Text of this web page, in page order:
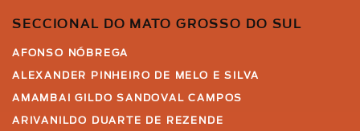
SECCIONAL DO MATO GROSSO DO SUL
AFONSO NÓBREGA
ALEXANDER PINHEIRO DE MELO E SILVA
AMAMBAI GILDO SANDOVAL CAMPOS
ARIVANILDO DUARTE DE REZENDE